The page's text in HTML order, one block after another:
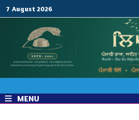
7 August 2026
MENU